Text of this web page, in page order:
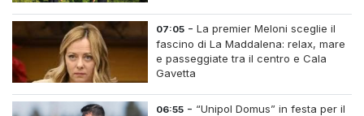
07:05 -La premier Meloni sceglie il
fascino di La Maddalena: relax, mare
e passeggiate tra il centro e Cala
Gavetta
06:55 - “Unipol Domus” in festa per il